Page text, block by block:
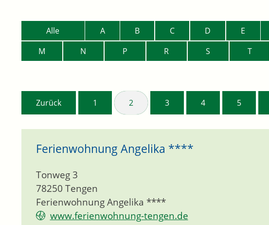
Alle A B C D E
M
N P R S T
Zurück 1 2 3 4 5
Ferienwohnung Angelika ****
Ferienwohnung Angelika ****
Tonweg 3
78250 Tengen
www.ferienwohnung-tengen.de